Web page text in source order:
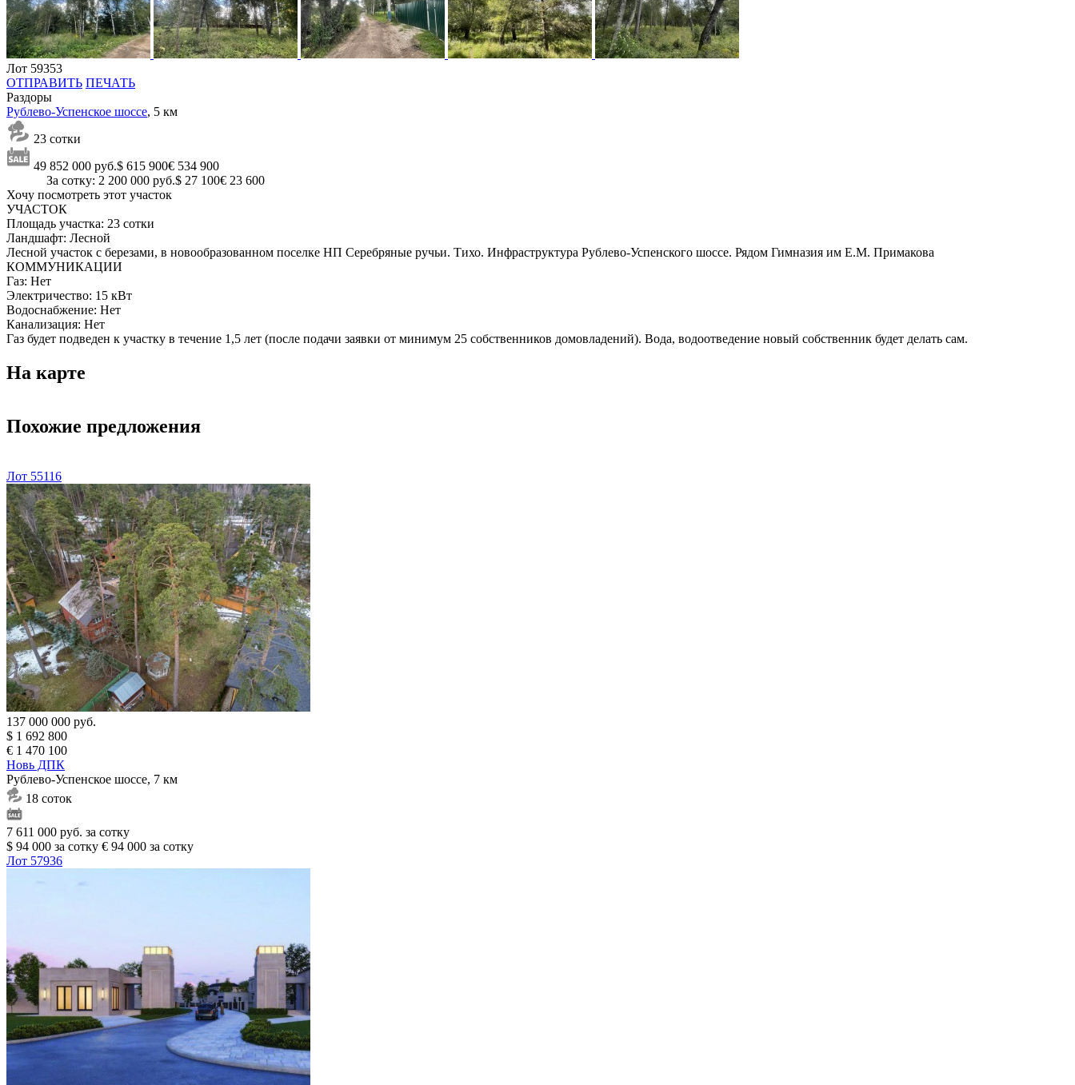
Лот 59353
ОТПРАВИТЬ ПЕЧАТЬ
Раздоры
Рублево-Успенское шоссе, 5 км
23 сотки
49 852 000 руб.$ 615 900€ 534 900
За сотку: 2 200 000 руб.$ 27 100€ 23 600
Хочу посмотреть этот участок
УЧАСТОК
Площадь участка: 23 сотки
Ландшафт: Лесной
Лесной участок с березами, в новообразованном поселке НП Серебряные ручьи. Тихо. Инфраструктура Рублево-Успенского шоссе. Рядом Гимназия им Е.М. Примакова
КОММУНИКАЦИИ
Газ: Нет
Электричество: 15 кВт
Водоснабжение: Нет
Канализация: Нет
Газ будет подведен к участку в течение 1,5 лет (после подачи заявки от минимум 25 собственников домовладений). Вода, водоотведение новый собственник будет делать сам.
На карте
Похожие предложения
Лот 55116
137 000 000 руб.
$ 1 692 800
€ 1 470 100
Новь ДПК
Рублево-Успенское шоссе, 7 км
18 соток
7 611 000 руб. за сотку
$ 94 000 за сотку € 94 000 за сотку
Лот 57936